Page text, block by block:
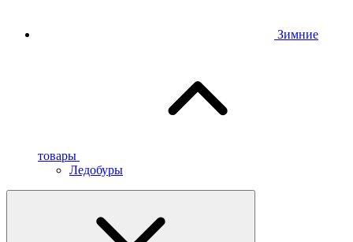
Зимние
товары
Ледобуры